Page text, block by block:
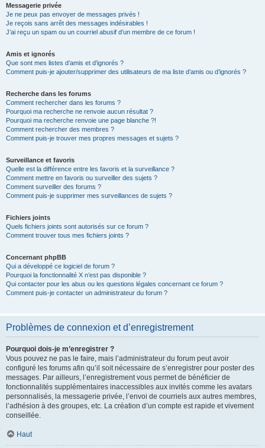
Messagerie privée
Je ne peux pas envoyer de messages privés !
Je reçois sans arrêt des messages indésirables !
J’ai reçu un spam ou un courriel abusif d’un membre de ce forum !
Amis et ignorés
Que sont mes listes d’amis et d’ignorés ?
Comment puis-je ajouter/supprimer des utilisateurs de ma liste d’amis ou d’ignorés ?
Recherche dans les forums
Comment rechercher dans les forums ?
Pourquoi ma recherche ne renvoie aucun résultat ?
Pourquoi ma recherche renvoie une page blanche ?!
Comment rechercher des membres ?
Comment puis-je trouver mes propres messages et sujets ?
Surveillance et favoris
Quelle est la différence entre les favoris et la surveillance ?
Comment mettre en favoris ou surveiller des sujets ?
Comment surveiller des forums ?
Comment puis-je supprimer mes surveillances de sujets ?
Fichiers joints
Quels fichiers joints sont autorisés sur ce forum ?
Comment trouver tous mes fichiers joints ?
Concernant phpBB
Qui a développé ce logiciel de forum ?
Pourquoi la fonctionnalité X n’est pas disponible ?
Qui contacter pour les abus ou les questions légales concernant ce forum ?
Comment puis-je contacter un administrateur du forum ?
Problèmes de connexion et d’enregistrement
Pourquoi dois-je m’enregistrer ?
Vous pouvez ne pas le faire, mais l’administrateur du forum peut avoir
configuré les forums afin qu’il soit nécessaire de s’enregistrer pour poster des
messages. Par ailleurs, l’enregistrement vous permet de bénéficier de
fonctionnalités supplémentaires inaccessibles aux invités comme les avatars
personnalisés, la messagerie privée, l’envoi de courriels aux autres membres,
l’adhésion à des groupes, etc. La création d’un compte est rapide et vivement
conseillée.
Haut